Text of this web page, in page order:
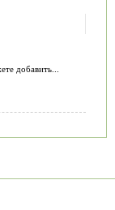
добавить...